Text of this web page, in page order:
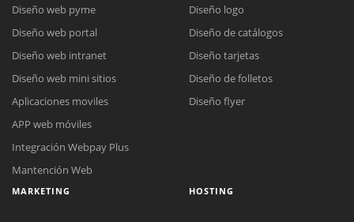
Diseño web pyme
Diseño web portal
Diseño web intranet
Diseño web mini sitios
Aplicaciones moviles
APP web móviles
Integración Webpay Plus
Mantención Web
Diseño logo
Diseño de catálogos
Diseño tarjetas
Diseño de folletos
Diseño flyer
MARKETING HOSTING